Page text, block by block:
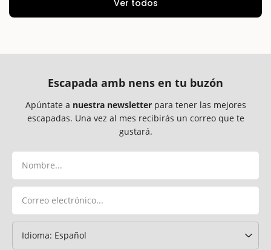
Ver todos
Escapada amb nens en tu buzón
Apúntate a nuestra newsletterpara tener las mejores
escapadas. Una vez al mes recibirás un correo que te
gustará.